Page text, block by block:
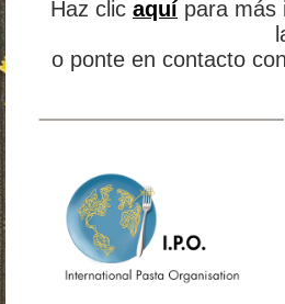
Haz clic aquí­ para más
o ponte en contacto